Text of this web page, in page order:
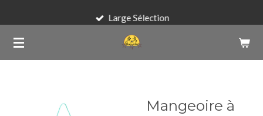
contenu
principal
Large Sélection
Mangeoire à